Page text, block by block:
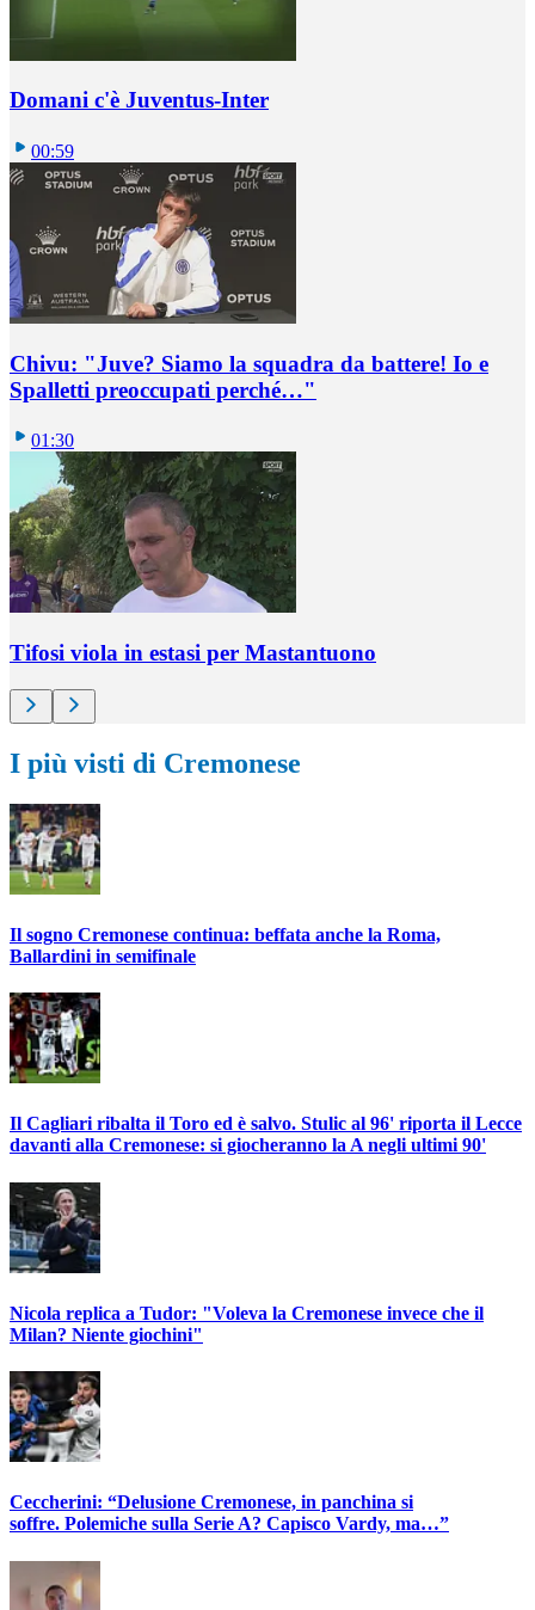
Domani c'è Juventus-Inter
00:59
Chivu: "Juve? Siamo la squadra da battere! Io e
Spalletti preoccupati perché…"
01:30
Tifosi viola in estasi per Mastantuono
I più visti di Cremonese
Il sogno Cremonese continua: beffata anche la Roma,
Ballardini in semifinale
Il Cagliari ribalta il Toro ed è salvo. Stulic al 96' riporta il Lecce
davanti alla Cremonese: si giocheranno la A negli ultimi 90'
Nicola replica a Tudor: "Voleva la Cremonese invece che il
Milan? Niente giochini"
Ceccherini: “Delusione Cremonese, in panchina si
soffre. Polemiche sulla Serie A? Capisco Vardy, ma…”